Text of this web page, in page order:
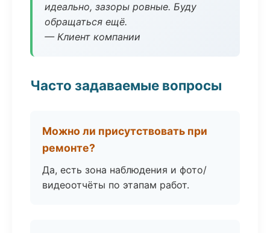
идеально, зазоры ровные. Буду
обращаться ещё.
— Клиент компании
Часто задаваемые вопросы
Можно ли присутствовать при
ремонте?
Да, есть зона наблюдения и фото/
видеоотчёты по этапам работ.